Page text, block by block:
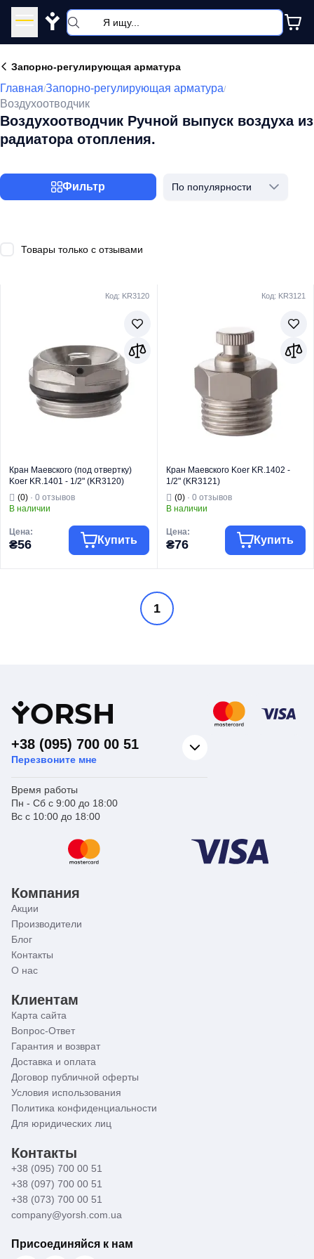
Y
Запорно-регулирующая арматура
Главная/Запорно-регулирующая арматура/
Воздухоотводчик
Воздухоотводчик Ручной выпуск воздуха из
радиатора отопления.
Фильтр По популярности
Товары только с отзывами
Код: KR3120
Кран Маевского (под отвертку)
Koer KR.1401 - 1/2" (KR3120)
(0) · 0 отзывов
В наличии
Цена:
₴56 Купить
KOER
Страна бренда
Код: KR3121
Кран Маевского Koer KR.1402 -
1/2" (KR3121)
(0)· 0 отзывов
В наличии
Цена:
₴76 Купить
Торговая марка
Страна бренда
Чехия
1
YORSH
+38 (095) 700 00 51
Перезвоните мне
Время работы
Пн - Сб с 9:00 до 18:00
Вс с 10:00 до 18:00
Компания
Акции
Производители
Блог
Контакты
О нас
Клиентам
Карта сайта
Вопрос-Ответ
Гарантия и возврат
Доставка и оплата
Договор публичной оферты
Условия использования
Политика конфиденциальности
Для юридических лиц
Контакты
+38 (095) 700 00 51
+38 (097) 700 00 51
+38 (073) 700 00 51
company@yorsh.com.ua
Присоединяйся к нам